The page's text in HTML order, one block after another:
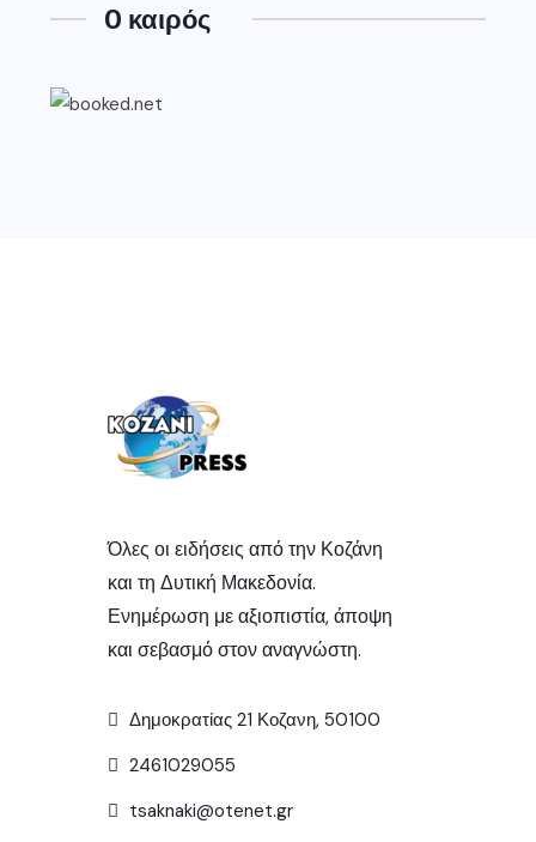
O καιρός
Όλες οι ειδήσεις από την Κοζάνη
και τη Δυτική Μακεδονία.
Ενημέρωση με αξιοπιστία, άποψη
και σεβασμό στον αναγνώστη.
Δημοκρατίας 21 Κοζανη, 50100
2461029055
tsaknaki@otenet.gr